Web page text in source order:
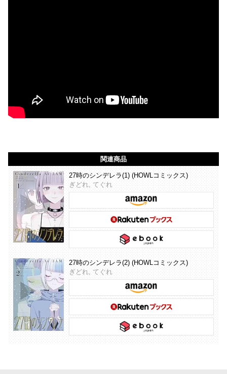
関連商品
27時のシンデレラ(1) (HOWLコミックス)
ぎどれ, てぐれ
27時のシンデレラ(2) (HOWLコミックス)
ぎどれ, てぐれ